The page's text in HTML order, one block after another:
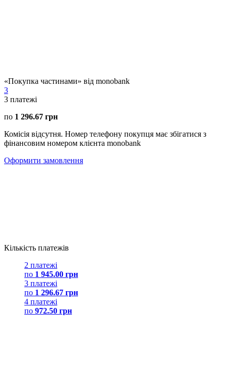
«Покупка частинами» від monobank
3
3 платежі
по 1 296.67 грн
Комісія відсутня. Номер телефону покупця має збігатися з
фінансовим номером клієнта monobank
Оформити замовлення
Кількість платежів
2 платежі
по 1 945.00 грн
3 платежі
по 1 296.67 грн
4 платежі
по 972.50 грн